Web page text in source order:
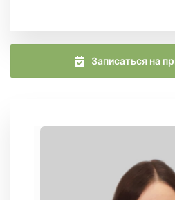
Записаться на